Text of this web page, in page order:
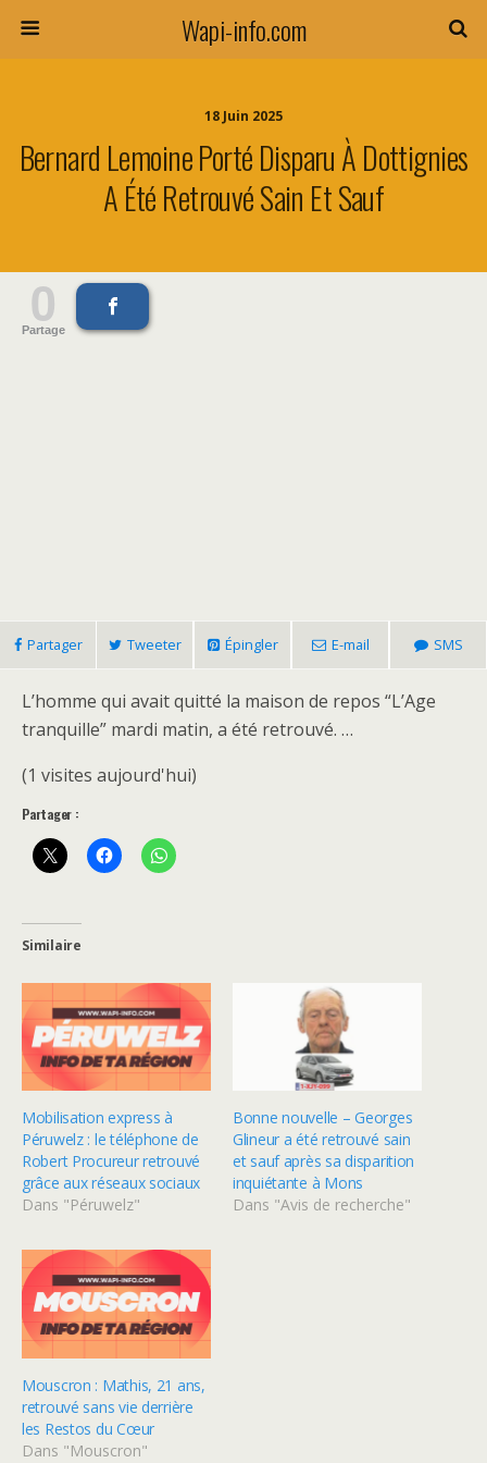
Wapi-info.com
18 Juin 2025
Bernard Lemoine Porté Disparu À Dottignies
A Été Retrouvé Sain Et Sauf
0
Partage
Partager Tweeter Épingler E-mail SMS
L’homme qui avait quitté la maison de repos “L’Age
tranquille” mardi matin, a été retrouvé. …
(1 visites aujourd'hui)
Partager :
Similaire
Mobilisation express à
Péruwelz : le téléphone de
Robert Procureur retrouvé
grâce aux réseaux sociaux
Dans "Péruwelz"
Bonne nouvelle – Georges
Glineur a été retrouvé sain
et sauf après sa disparition
inquiétante à Mons
Dans "Avis de recherche"
Mouscron : Mathis, 21 ans,
retrouvé sans vie derrière
les Restos du Cœur
Dans "Mouscron"